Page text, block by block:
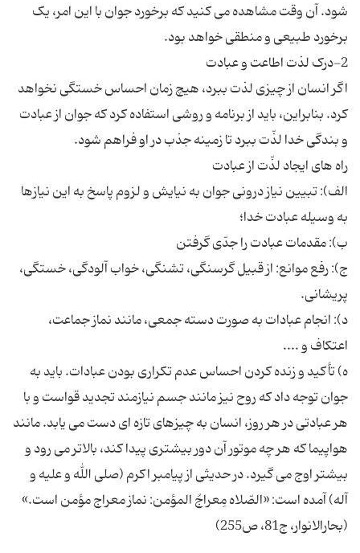
شود. آن وقت مشاهده می کنید که برخورد جوان با این امر، یک
اگر انسان از چیزی لذت ببرد، هیچ زمان احساس خستگی نخواهد
کرد. بنابراین، باید از برنامه و روشی استفاده کرد که جوان از عبادت
الف): تبیین نیاز درونی جوان به نیایش و لزوم پاسخ به این نیازها
ج): رفع موانع: از قبیل گرسنگی، تشنگی، خواب آلودگی، خستگی،
د): انجام عبادات به صورت دسته جمعی، مانند نماز جماعت،
ه) تأکید و زنده کردن احساس عدم تکراری بودن عبادات. باید به
جوان توجه داد که روح نیز مانند جسم نیازمند تجدید قواست و با
هر عبادتی در هر روز، انسان به چیزهای تازه ای دست می یابد. مانند
هواپیما که هر چه موتور آن دور بیشتری پیدا کند، بالاتر می رود و
بیشتر اوج می گیرد. در حدیثی از پیامبر اکرم (صلی الله و علیه و
آله) آمده است: «الصّلاه مِعراجُ المؤمن: نماز معراج مؤمن است.»